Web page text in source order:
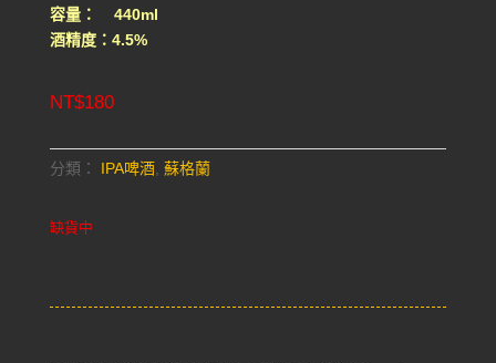
容量： 440ml
酒精度：4.5%
NT$180
分類： IPA啤酒, 蘇格蘭
缺貨中